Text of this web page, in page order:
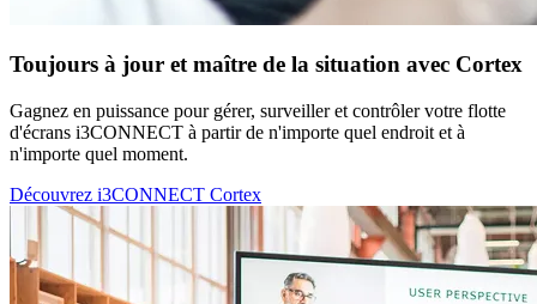
Toujours à jour et maître de la situation avec Cortex
Gagnez en puissance pour gérer, surveiller et contrôler votre flotte
d'écrans i3CONNECT à partir de n'importe quel endroit et à
n'importe quel moment.
Découvrez i3CONNECT Cortex